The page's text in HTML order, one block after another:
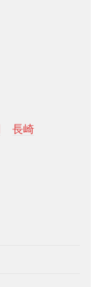
長崎